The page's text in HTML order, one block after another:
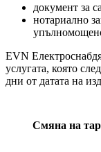
документ за
нотариално
EVN
услугата, която
дни от датата на
Смяна на